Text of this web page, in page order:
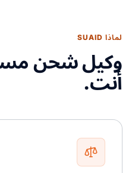
لماذا SUAID
وكيل شحن
أنت.